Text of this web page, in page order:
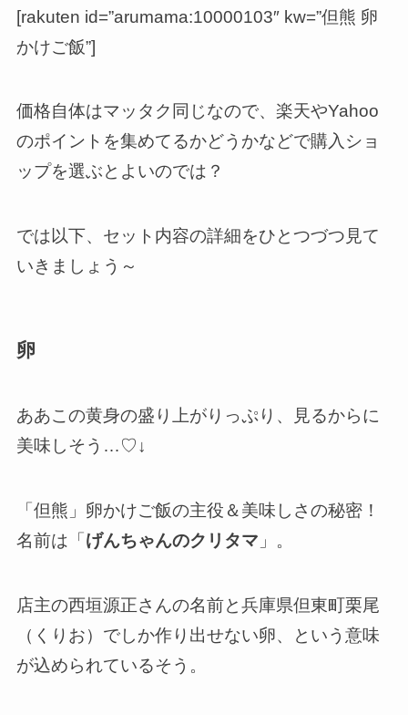
[rakuten id=”arumama:10000103″ kw=”但熊 卵
かけご飯”]
価格自体はマッタク同じなので、楽天やYahoo
のポイントを集めてるかどうかなどで購入ショ
ップを選ぶとよいのでは？
では以下、セット内容の詳細をひとつづつ見て
いきましょう～
卵
ああこの黄身の盛り上がりっぷり、見るからに
美味しそう…♡↓
「但熊」卵かけご飯の主役＆美味しさの秘密！
名前は「 げんちゃんのクリタマ 」。
店主の西垣源正さんの名前と兵庫県但東町栗尾
（くりお）でしか作り出せない卵、という意味
が込められているそう。